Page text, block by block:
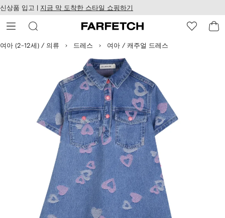
츠
건
뛰
치
웹
접
성
신상품 입고 | 지금 막 도착한 스타일 쇼핑하기
여아 (2-12세) / 의류 드레스 여아 / 캐주얼 드레스